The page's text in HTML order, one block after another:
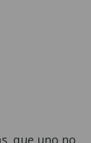
que uno no